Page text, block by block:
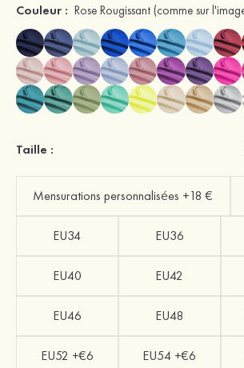
Couleur : Rose Rougissant (comme sur
Taille :
Mensurations personnalisées +18 €
EU34 EU36
EU40 EU42
EU46 EU48
EU52 +€6 EU54 +€6